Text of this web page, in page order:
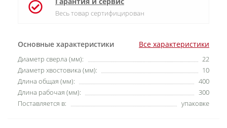
Основные характеристики Все характеристики
Диаметр сверла (мм):
22
Диаметр хвостовика (мм):
10
Длина общая (мм):
400
Длина рабочая (мм):
300
Поставляется в:
упаковке
Весь товар сертифицирован